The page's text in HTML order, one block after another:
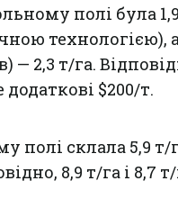
полі була
технологією),
2,3 т/га.
додаткові $200/т.
полі склала 5,9 т/
8,9 т/га і 8,7 т/